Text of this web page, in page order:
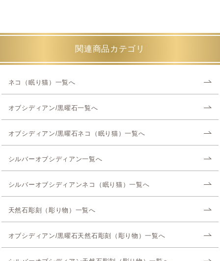
関連商品カテゴリ
ネコ（眠り猫）一覧へ
オブシディアン/黒曜石一覧へ
オブシディアン/黒曜石ネコ（眠り猫）一覧へ
シルバーオブシディアン一覧へ
シルバーオブシディアンネコ（眠り猫）一覧へ
天然石彫刻（彫り物）一覧へ
オブシディアン/黒曜石天然石彫刻（彫り物）一覧へ